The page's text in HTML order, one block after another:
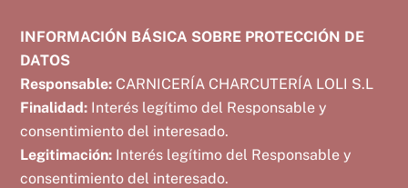
INFORMACIÓN BÁSICA SOBRE PROTECCIÓN DE
DATOS
Responsable: CARNICERÍA CHARCUTERÍA LOLI S.L
Finalidad: Interés legítimo del Responsable y
consentimiento del interesado.
Legitimación: Interés legítimo del Responsable y
consentimiento del interesado.